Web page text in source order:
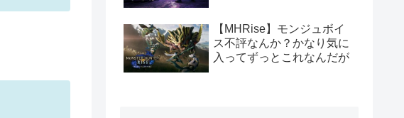
【MHRise】モンジュボイ
ス不評なんか？かなり気に
入ってずっとこれなんだが